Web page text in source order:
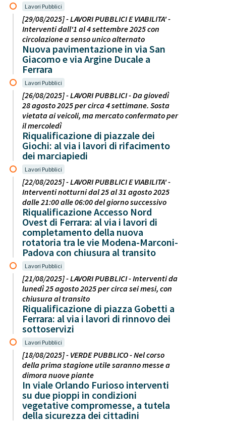
Lavori Pubblici
[29/08/2025] - LAVORI PUBBLICI E VIABILITA' -
Interventi dall'1 al 4 settembre 2025 con
circolazione a senso unico alternato
Nuova pavimentazione in via San
Giacomo e via Argine Ducale a
Ferrara
Lavori Pubblici
[26/08/2025] - LAVORI PUBBLICI - Da giovedì
28 agosto 2025 per circa 4 settimane. Sosta
vietata ai veicoli, ma mercato confermato per
il mercoledì
Riqualificazione di piazzale dei
Giochi: al via i lavori di rifacimento
dei marciapiedi
Lavori Pubblici
[22/08/2025] - LAVORI PUBBLICI E VIABILITA' -
Interventi notturni dal 25 al 31 agosto 2025
dalle 21:00 alle 06:00 del giorno successivo
Riqualificazione Accesso Nord
Ovest di Ferrara: al via i lavori di
completamento della nuova
rotatoria tra le vie Modena-Marconi-
Padova con chiusura al transito
Lavori Pubblici
[21/08/2025] - LAVORI PUBBLICI - Interventi da
lunedì 25 agosto 2025 per circa sei mesi, con
chiusura al transito
Riqualificazione di piazza Gobetti a
Ferrara: al via i lavori di rinnovo dei
sottoservizi
Lavori Pubblici
[18/08/2025] - VERDE PUBBLICO - Nel corso
della prima stagione utile saranno messe a
dimora nuove piante
In viale Orlando Furioso interventi
su due pioppi in condizioni
vegetative compromesse, a tutela
della sicurezza dei cittadini